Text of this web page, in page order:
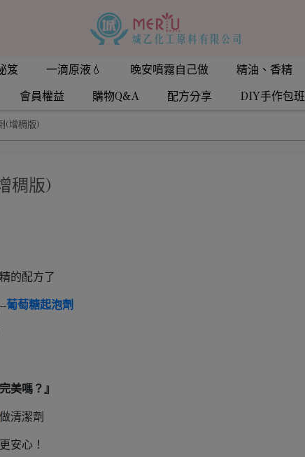
笈 一滴原液💧 晚安噴霧自己做 精油、香精
會員權益 購物Q&A 配方分享 DIY手作包班
(增稠版)
稠版)
的配方了
葡萄糖起泡劑
美嗎？』
做清潔劑
安心！